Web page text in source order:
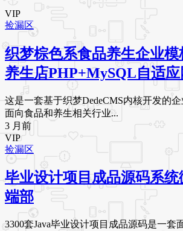
VIP
捡漏区
织梦棕色系食品养生企业模
养生店PHP+MySQL自适
这是一套基于织梦DedeCMS内核开发的
面向食品和养生相关行业...
3 月前
VIP
捡漏区
毕业设计项目成品源码系
端部
3300套Java毕业设计项目成品源码是一套